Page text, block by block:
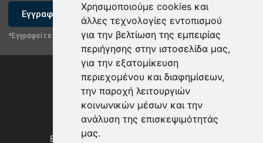
Χρησιμοποιούμε cookies και
άλλες τεχνολογίες εντοπισμού
για την βελτίωση της εμπειρίας
περιήγησης στην ιστοσελίδα μας,
για την εξατομίκευση
περιεχομένου και διαφημίσεων,
την παροχή λειτουργιών
κοινωνικών μέσων και την
ανάλυση της επισκεψιμότητάς
μας.
Εγγραφείτε
*Εγγραφείτε στο newsletter μας
Privacy Policy & GDPR
Ενημέρωση προτιμήσεων των cookies